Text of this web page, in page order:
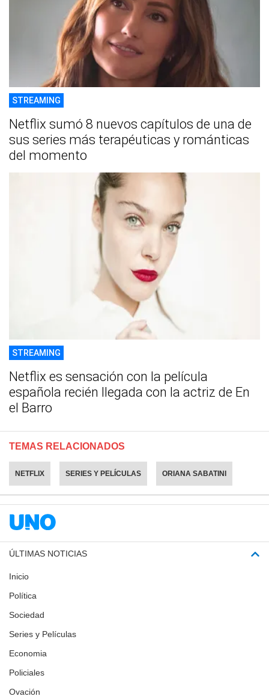
STREAMING
Netflix sumó 8 nuevos capítulos de una de
sus series más terapéuticas y románticas
del momento
STREAMING
Netflix es sensación con la película
española recién llegada con la actriz de En
el Barro
TEMAS RELACIONADOS
NETFLIX SERIES Y PELÍCULAS ORIANA SABATINI
ÚLTIMAS NOTICIAS
Inicio
Política
Sociedad
Series y Películas
Economia
Policiales
Ovación